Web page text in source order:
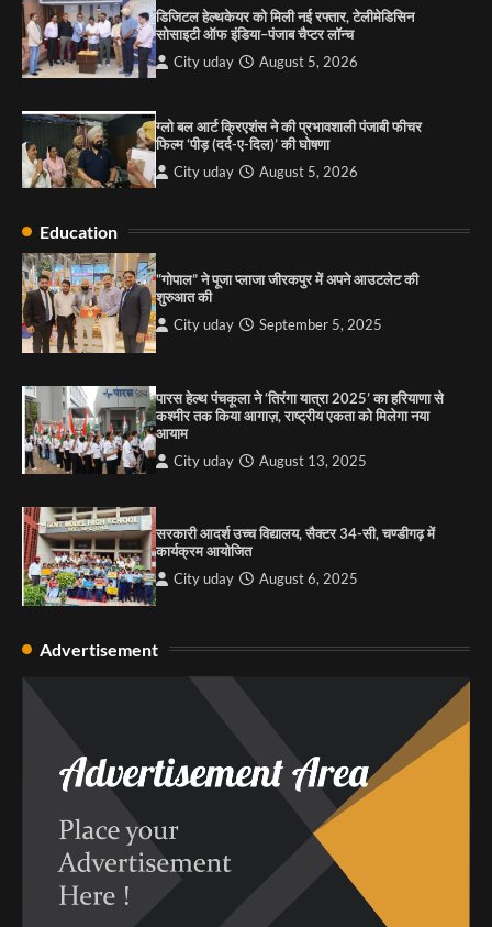
1
शुरुआत की
City uday September 5, 2025
2
कश्मीर तक किया आगाज़, राष्ट्रीय एकता को मिलेगा नया
आयाम
3
कार्यक्रम आयोजित
की कसम: देवशाली
City uday August 6, 2025
डिजिटल हेल्थकेयर को मिली नई रफ्तार, टेलीमेडिसिन
सोसाइटी ऑफ इंडिया–पंजाब चैप्टर लॉन्च
City uday August 5, 2026
ग्लो बल आर्ट क्रिएशंस ने की प्रभावशाली पंजाबी फीचर
फिल्म ‘पीड़ (दर्द-ए-दिल)’ की घोषणा
City uday August 5, 2026
Education
“गोपाल” ने पूजा प्लाजा जीरकपुर में अपने आउटलेट की
शुरुआत की
City uday September 5, 2025
पारस हेल्थ पंचकूला ने ‘तिरंगा यात्रा 2025’ का हरियाणा से
कश्मीर तक किया आगाज़, राष्ट्रीय एकता को मिलेगा नया
आयाम
City uday August 13, 2025
सरकारी आदर्श उच्च विद्यालय, सैक्टर 34-सी, चण्डीगढ़ में
कार्यक्रम आयोजित
City uday August 6, 2025
Advertisement